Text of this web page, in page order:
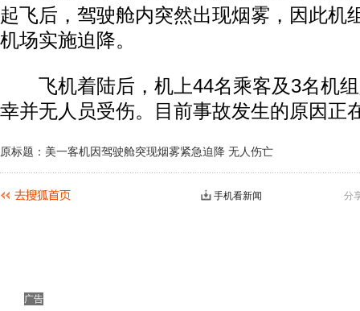
起飞后，驾驶舱内突然出现烟雾，因此机
机场实施迫降。
飞机着陆后，机上44名乘客及3名机组
幸并无人员受伤。目前事故发生的原因正
原标题：美一客机因驾驶舱突现烟雾紧急迫降 无人伤亡
分
手机看新闻
广告